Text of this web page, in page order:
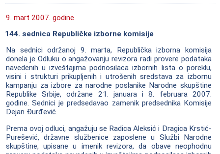
9. mart 2007. godine
144. sednica Republičke izborne komisije
Na sednici održanoj 9. marta, Republička izborna komisija
donela je Odluku o angažovanju revizora radi provere podataka
navedenih u izveštajima podnosilaca izbornih lista o poreklu,
visini i strukturi prikupljenih i utrošenih sredstava za izbornu
kampanju za izbore za narodne poslanike Narodne skupštine
Republike Srbije, održane 21. januara i 8. februara 2007.
godine. Sednici je predsedavao zamenik predsednika Komisije
Dejan Đurđević.
Prema ovoj odluci, angažuju se Radica Aleksić i Dragica Krstić-
Purešević, državne službenice zaposlene u Službi Narodne
skupštine, upisane u imenik revizora, da obave neophodnu